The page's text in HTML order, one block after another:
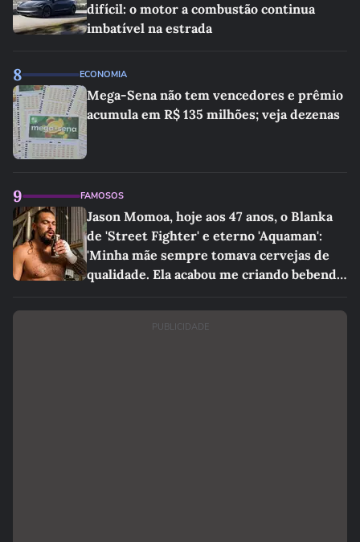
difícil: o motor a combustão continua
imbatível na estrada
8 ECONOMIA
Mega-Sena não tem vencedores e prêmio
acumula em R$ 135 milhões; veja dezenas
9 FAMOSOS
Jason Momoa, hoje aos 47 anos, o Blanka
de 'Street Fighter' e eterno 'Aquaman':
'Minha mãe sempre tomava cervejas de
qualidade. Ela acabou me criando bebendo
PUBLICIDADE